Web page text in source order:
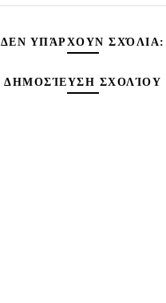
ΔΕΝ ΥΠΆΡΧΟΥΝ ΣΧΌΛΙΑ:
ΔΗΜΟΣΊΕΥΣΗ ΣΧΟΛΊΟΥ